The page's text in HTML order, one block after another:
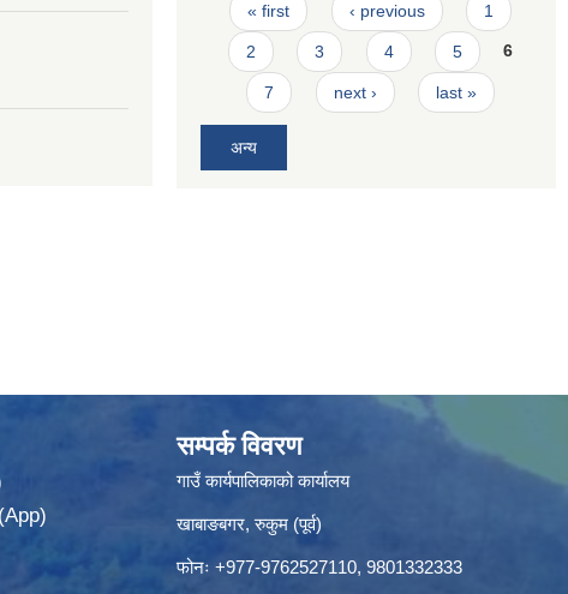
« first ‹ previous 1
2 3 4 5 6
7 next › last »
अन्य
सम्पर्क विवरण
गाउँ कार्यपालिकाको कार्यालय
खाबाङबगर, रुकुम (पूर्व)
फोनः +977-9762527110, 9801332333